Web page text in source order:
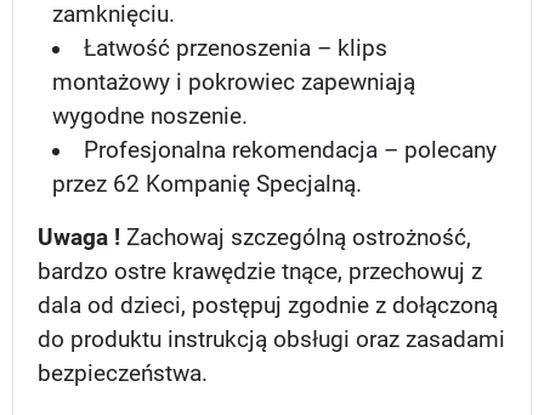
zamknięciu.
Łatwość przenoszenia – klips
montażowy i pokrowiec zapewniają
wygodne noszenie.
Profesjonalna rekomendacja – polecany
przez 62 Kompanię Specjalną.
Uwaga ! Zachowaj szczególną ostrożność,
bardzo ostre krawędzie tnące, przechowuj z
dala od dzieci, postępuj zgodnie z dołączoną
do produktu instrukcją obsługi oraz zasadami
bezpieczeństwa.